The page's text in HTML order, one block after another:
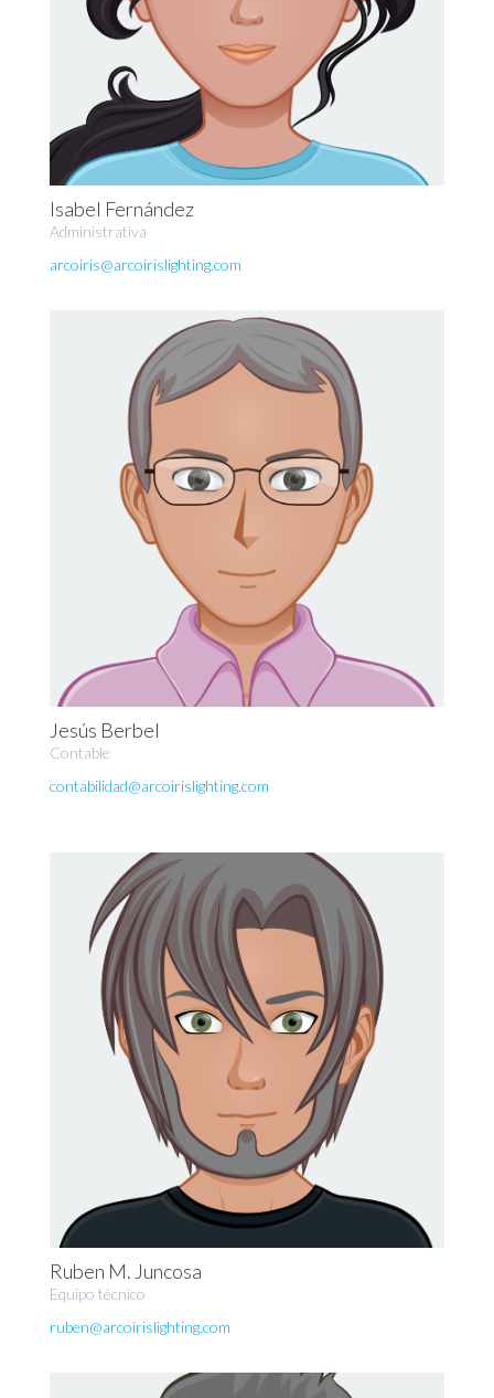
Isabel Fernández
Administrativa
arcoiris@arcoirislighting.com
Jesús Berbel
Contable
contabilidad@arcoirislighting.com
Ruben M. Juncosa
Equipo técnico
ruben@arcoirislighting.com